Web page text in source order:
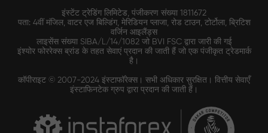
इंस्टेंट ट्रेडिंग लिमिटेड, पंजीकरण संख्या 1811672
पता: 4वीं मंजिल, वाटर एज बिल्डिंग, मेरिडियन प्लाजा, रोड टाउन, टोर्टोला, ब्रिटिश
वर्जिन आइलैंड्स
लाइसेंस संख्या SIBA/L/14/1082 जो BVI FSC द्वारा जारी की गई
इंश्योर फोररेक्स ब्रांड के तहत सेवाएं प्रदान की जाती हैं जो एक पंजीकृत ट्रेडमार्क
है।
कॉपीराइट © 2007-2024 इंस्टाफॉरेक्स। सभी अधिकार सुरक्षित। वित्तीय सेवाएँ
इंस्टाफिनटेक ग्रुप द्वारा प्रदान की जाती हैं।